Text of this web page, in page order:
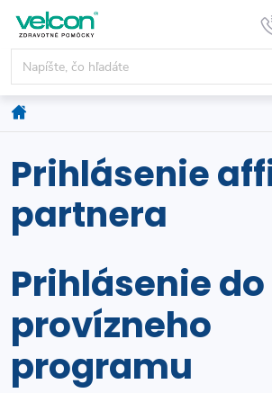
obsah
Domov
Prihlásenie
partnera
Prihlásenie do
provízneho
programu